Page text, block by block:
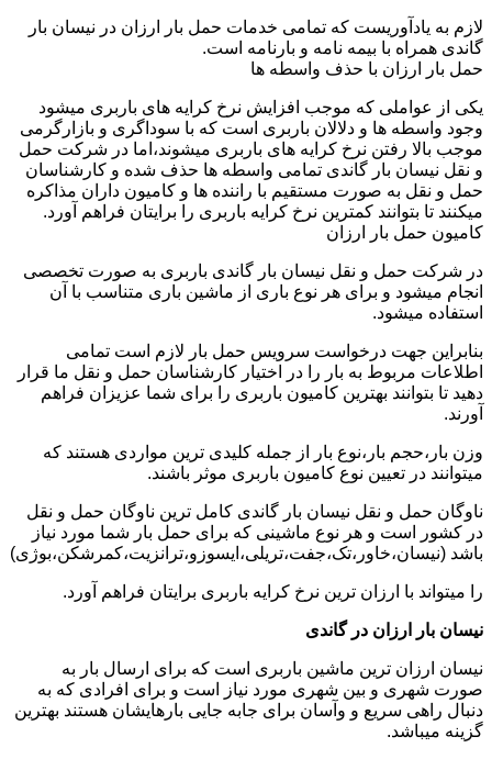
لازم به یادآوریست که تمامی خدمات حمل بار ارزان در نیسان بار
گاندی همراه با بیمه نامه و بارنامه است.
حمل بار ارزان با حذف واسطه ها
یکی از عواملی که موجب افزایش نرخ کرایه های باربری میشود
وجود واسطه ها و دلالان باربری است که با سوداگری و بازارگرمی
موجب بالا رفتن نرخ کرایه های باربری میشوند،اما در شرکت حمل
و نقل نیسان بار گاندی تمامی واسطه ها حذف شده و کارشناسان
حمل و نقل به صورت مستقیم با راننده ها و کامیون داران مذاکره
میکنند تا بتوانند کمترین نرخ کرایه باربری را برایتان فراهم آورد.
کامیون حمل بار ارزان
در شرکت حمل و نقل نیسان بار گاندی باربری به صورت تخصصی
انجام میشود و برای هر نوع باری از ماشین باری متناسب با آن
استفاده میشود.
بنابراین جهت درخواست سرویس حمل بار لازم است تمامی
اطلاعات مربوط به بار را در اختیار کارشناسان حمل و نقل ما قرار
دهید تا بتوانند بهترین کامیون باربری را برای شما عزیزان فراهم
آورند.
وزن بار،حجم بار،نوع بار از جمله کلیدی ترین مواردی هستند که
میتوانند در تعیین نوع کامیون باربری موثر باشند.
ناوگان حمل و نقل نیسان بار گاندی کامل ترین ناوگان حمل و نقل
در کشور است و هر نوع ماشینی که برای حمل بار شما مورد نیاز
باشد (نیسان،خاور،تک،جفت،تریلی،ایسوزو،ترانزیت،کمرشکن،بوژی)
را میتواند با ارزان ترین نرخ کرایه باربری برایتان فراهم آورد.
نیسان بار ارزان در گاندی
نیسان ارزان ترین ماشین باربری است که برای ارسال بار به
صورت شهری و بین شهری مورد نیاز است و برای افرادی که به
دنبال راهی سریع و وآسان برای جابه جایی بارهایشان هستند بهترین
گزینه میباشد.